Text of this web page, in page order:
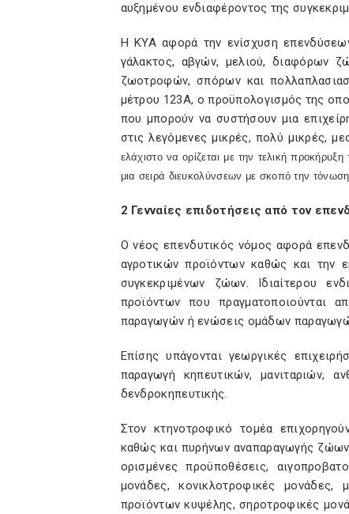
αυξημένου ενδιαφέροντος της
Η ΚΥΑ αφορά την ενίσχυση
γάλακτος, αβγών, μελιού, διαφόρων
ζωοτροφών, σπόρων και
μέτρου 123Α, ο προϋπολογισμός της
που μπορούν να συστήσουν μια
στις λεγόμενες μικρές, πολύ μικρές,
ελάχιστο να ορίζεται με την τελική
μια σειρά διευκολύνσεων με σκοπό την
2 Γενναίες επιδοτήσεις από τον
Ο νέος επενδυτικός νόμος αφορά
αγροτικών προϊόντων καθώς και την
συγκεκριμένων ζώων. Ιδιαίτερου
προϊόντων που πραγματοποιούνται
παραγωγών ή ενώσεις ομάδων
Επίσης υπάγονται γεωργικές
παραγωγή κηπευτικών, μανιταριών,
δενδροκηπευτικής.
Στον κτηνοτροφικό τομέα
καθώς και πυρήνων αναπαραγωγής
ορισμένες προϋποθέσεις,
μονάδες, κονικλοτροφικές μονάδες,
προϊόντων κυψέλης, σηροτροφικές